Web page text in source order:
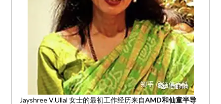
Jayshree V.Ullal 女士的最初工作经历来自AMD和仙童半导